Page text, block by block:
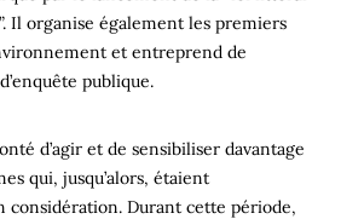
Il organise également les premiers
et entreprend de
publique.
d’agir et de sensibiliser davantage
qui, jusqu’alors, étaient
considération. Durant cette période,